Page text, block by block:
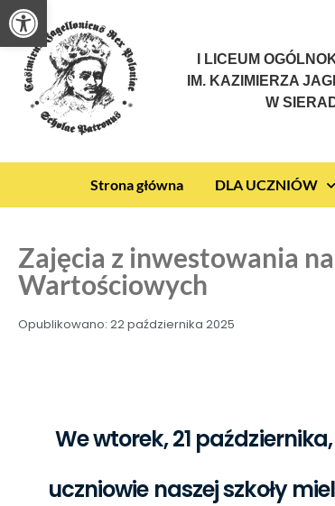
Otwórz pasek narzędzi
I LICEUM
IM. KAZIMIERZA
W
Strona główna DLA UCZNIÓW
Zajęcia z inwestowania
Wartościowych
Opublikowano: 22 października 2025
We wtorek, 21 października,
uczniowie naszej szkoły